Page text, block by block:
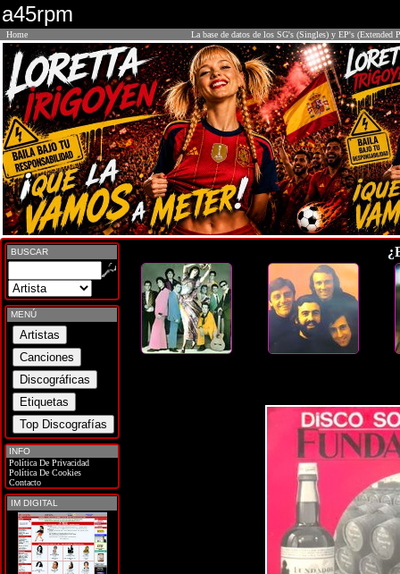
a45rpm
Home La base de datos de los SG's (Singles) y EP's (Extended
BUSCAR
MENÚ
INFO
Política De Privacidad
Política De Cookies
Contacto
IM DIGITAL